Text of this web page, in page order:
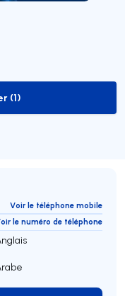
(1)
Voir le téléphone mobile
le numéro de téléphone